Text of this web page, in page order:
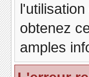
obtenez
amples